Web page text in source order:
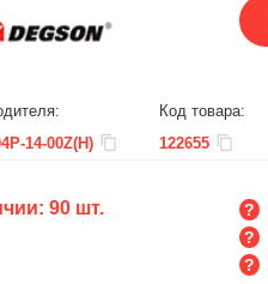
14-00Z(H)
Код товара:
122655
90 шт.